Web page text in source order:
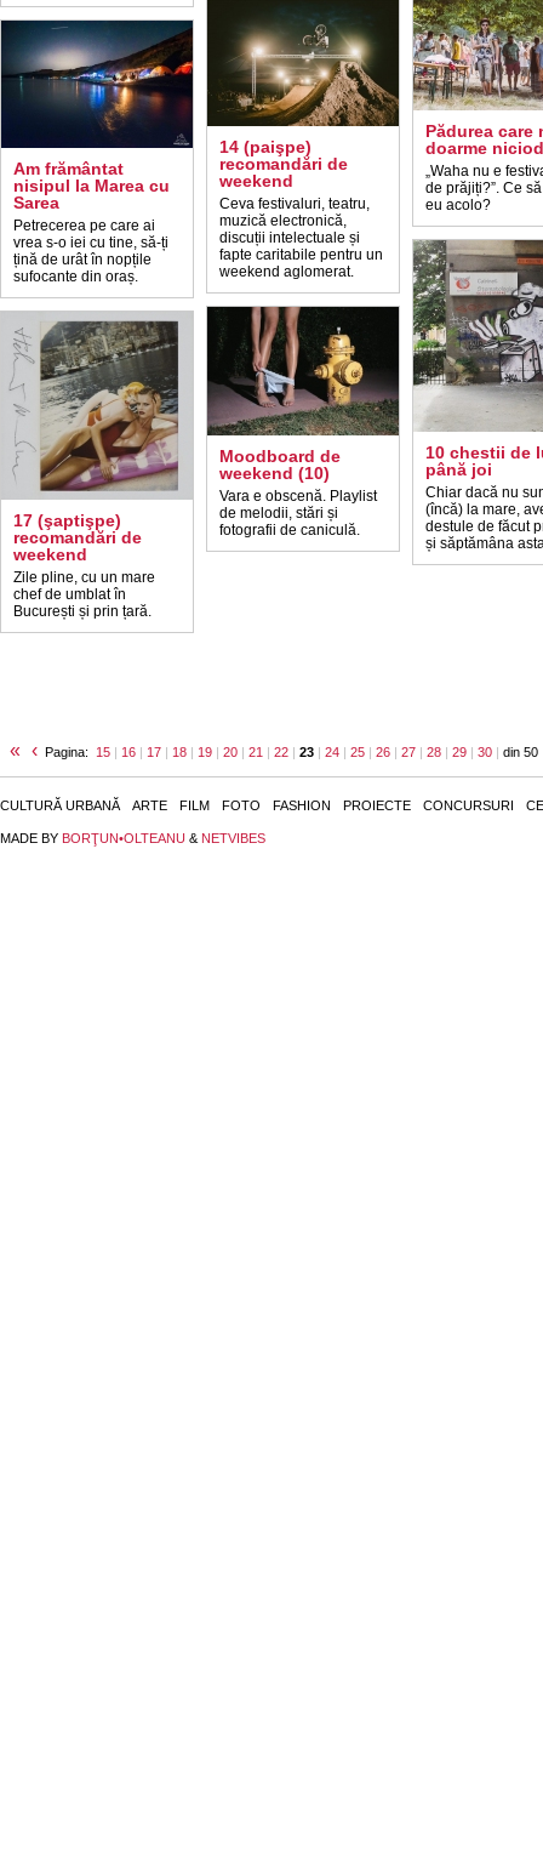
Am frământat
nisipul la Marea cu
Sarea
Petrecerea pe care ai
vrea s-o iei cu tine, să-ți
țină de urât în nopțile
sufocante din oraș.
17 (şaptişpe)
recomandări de
weekend
Zile pline, cu un mare
chef de umblat în
București și prin țară.
14 (paişpe)
recomandări de
weekend
Ceva festivaluri, teatru,
muzică electronică,
discuții intelectuale și
fapte caritabile pentru un
weekend aglomerat.
Moodboard de
weekend (10)
Vara e obscenă. Playlist
de melodii, stări și
fotografii de caniculă.
Pădurea care
doarme
„Waha nu e
de prăjiți?”. Ce
eu acolo?
10 chestii de
până joi
Chiar dacă nu
(încă) la mare,
destule de făcut
și săptămâna
« ‹ Pagina: 15 | 16 | 17 | 18 | 19 | 20 | 21 | 22 | 23 | 24 | 25 | 26 | 27 | 28 | 29 | 30 | din 50
CULTURĂ URBANĂ ARTE FILM FOTO FASHION PROIECTE CONCURSURI
MADE BY BORŢUN•OLTEANU & NETVIBES